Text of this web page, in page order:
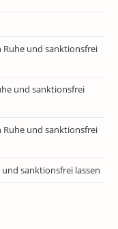
Ruhe und sanktionsfrei
und sanktionsfrei
Ruhe und sanktionsfrei
und sanktionsfrei lassen